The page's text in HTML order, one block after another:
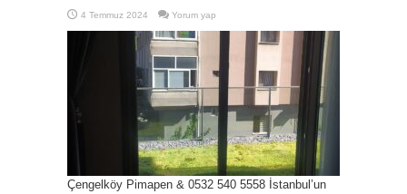
4 Temmuz 2024 Yorum yap
Çengelköy Pimapen & 0532 540 5558 İstanbul’un